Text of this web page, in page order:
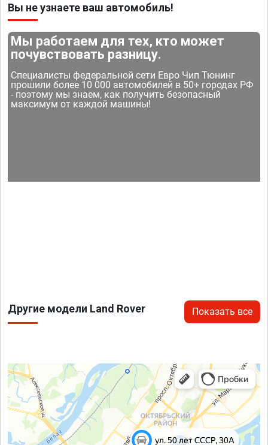
Вы не узнаете ваш автомобиль!
Мы работаем для тех, кто может
почувствовать разницу.
Специалисты федеральной сети Евро Чип Тюнинг
прошили более 10 000 автомобилей в 50+ городах РФ
- поэтому мы знаем, как получить безопасный
максимум от каждой машины!
Другие модели Land Rover Показать все